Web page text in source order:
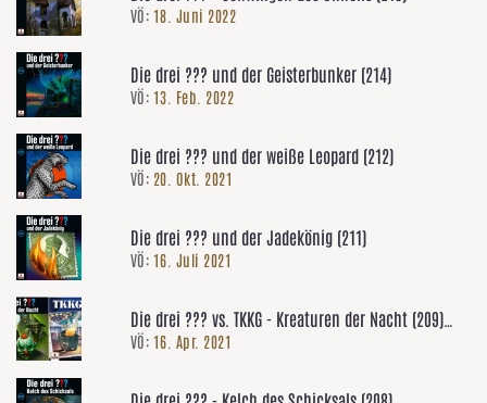
VÖ: 18. Juni 2022
Die drei ??? und der Geisterbunker (214)
VÖ: 13. Feb. 2022
Die drei ??? und der weiße Leopard (212)
VÖ: 20. Okt. 2021
Die drei ??? und der Jadekönig (211)
VÖ: 16. Juli 2021
Die drei ??? vs. TKKG - Kreaturen der Nacht (209)
und Schutzgeld für Dämonen (218)
VÖ: 16. Apr. 2021